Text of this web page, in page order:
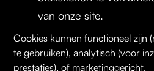
van onze site.
Cookies kunnen functioneel zijn
te gebruiken), analytisch (voor
prestaties), of marketinggericht.